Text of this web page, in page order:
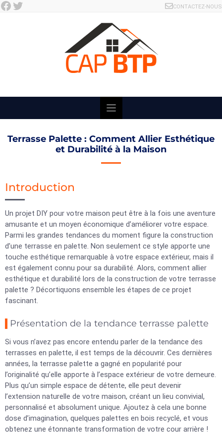
Skip
Facebook Twitter CONTACTEZ-NOUS
Terrasse Palette : Comment Allier Esthétique
et Durabilité à la Maison
Introduction
Un projet DIY pour votre maison peut être à la fois une aventure
amusante et un moyen économique d’améliorer votre espace.
Parmi les grandes tendances du moment figure la construction
d’une terrasse en palette. Non seulement ce style apporte une
touche esthétique remarquable à votre espace extérieur, mais il
est également connu pour sa durabilité. Alors, comment allier
esthétique et durabilité lors de la construction de votre terrasse
palette ? Décortiquons ensemble les étapes de ce projet
fascinant.
Présentation de la tendance terrasse palette
Si vous n’avez pas encore entendu parler de la tendance des
terrasses en palette, il est temps de la découvrir. Ces dernières
années, la terrasse palette a gagné en popularité pour
l’originalité qu’elle apporte à l’espace extérieur de votre demeure.
Plus qu’un simple espace de détente, elle peut devenir
l’extension naturelle de votre maison, créant un lieu convivial,
personnalisé et absolument unique. Ajoutez à cela une bonne
dose d’imagination, quelques palettes en bois recyclé, et vous
obtenez une étonnante transformation de votre cour arrière !